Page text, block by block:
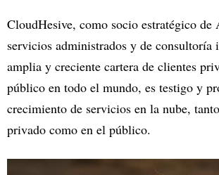
CloudHesive, como socio estratégico de
servicios administrados y de consultoría
amplia y creciente cartera de clientes
público en todo el mundo, es testigo y
crecimiento de servicios en la nube,
privado como en el público.